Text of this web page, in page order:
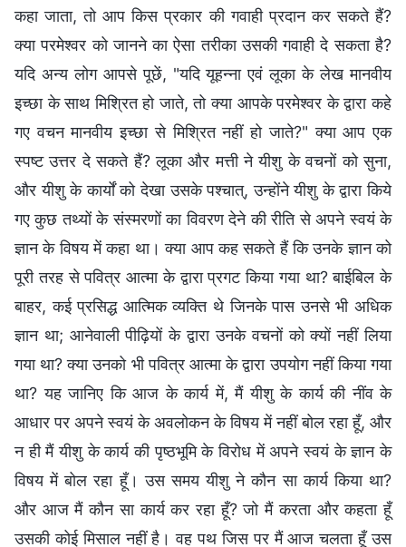
कहा जाता, तो आप किस प्रकार की गवाही प्रदान कर सकते हैं?
क्या परमेश्वर को जानने का ऐसा तरीका उसकी गवाही दे सकता है?
यदि अन्य लोग आपसे पूछें, "यदि यूहन्ना एवं लूका के लेख मानवीय
इच्छा के साथ मिश्रित हो जाते, तो क्या आपके परमेश्वर के द्वारा कहे
गए वचन मानवीय इच्छा से मिश्रित नहीं हो जाते?" क्या आप एक
स्पष्ट उत्तर दे सकते हैं? लूका और मत्ती ने यीशु के वचनों को सुना,
और यीशु के कार्यों को देखा उसके पश्चात्, उन्होंने यीशु के द्वारा किये
गए कुछ तथ्यों के संस्मरणों का विवरण देने की रीति से अपने स्वयं के
ज्ञान के विषय में कहा था। क्या आप कह सकते हैं कि उनके ज्ञान को
पूरी तरह से पवित्र आत्मा के द्वारा प्रगट किया गया था? बाईबिल के
बाहर, कई प्रसिद्ध आत्मिक व्यक्ति थे जिनके पास उनसे भी अधिक
ज्ञान था; आनेवाली पीढ़ियों के द्वारा उनके वचनों को क्यों नहीं लिया
गया था? क्या उनको भी पवित्र आत्मा के द्वारा उपयोग नहीं किया गया
था? यह जानिए कि आज के कार्य में, मैं यीशु के कार्य की नींव के
आधार पर अपने स्वयं के अवलोकन के विषय में नहीं बोल रहा हूँ, और
न ही मैं यीशु के कार्य की पृष्ठभूमि के विरोध में अपने स्वयं के ज्ञान के
विषय में बोल रहा हूँ। उस समय यीशु ने कौन सा कार्य किया था?
और आज मैं कौन सा कार्य कर रहा हूँ? जो मैं करता और कहता हूँ
उसकी कोई मिसाल नहीं है। वह पथ जिस पर मैं आज चलता हूँ उस